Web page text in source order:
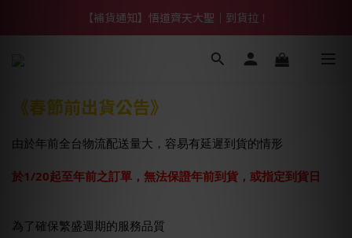
【熱門】馬上有系列！四種寶物幫你財運「轉」進來
【補貨通知】悟道齊天大聖｜到貨拉！
【熱門】馬上有系列！四種寶物幫你財運「轉」進來
《春節前出貨公告》
由於年前全台物流配送量大，容易有延遲到貨的情形
於1/20起至年前之訂單，無法保證年前到貨，或指定到貨日
為了確保繁盛週期的服務品質